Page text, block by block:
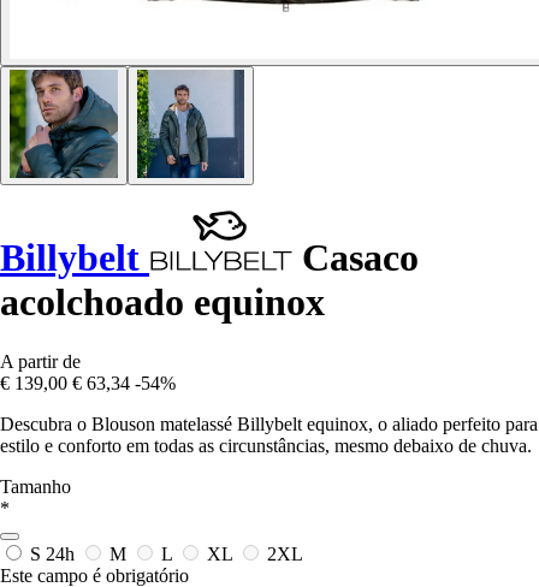
Billybelt
Casaco
acolchoado equinox
A partir de
€ 139,00 € 63,34 -54%
Descubra o Blouson matelassé Billybelt equinox, o aliado perfeito para
estilo e conforto em todas as circunstâncias, mesmo debaixo de chuva.
Tamanho
*
S 24h M L XL
2XL
Este campo é obrigatório